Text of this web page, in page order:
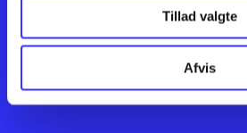
Tillad valgte
Afvis
English
Musik
Noder